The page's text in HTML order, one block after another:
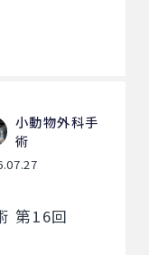
小動物外科手
術
第16回